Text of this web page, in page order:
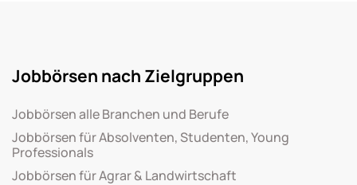
Jobbörsen nach Zielgruppen
Jobbörsen alle Branchen und Berufe
Jobbörsen für Absolventen, Studenten, Young
Professionals
Jobbörsen für Agrar & Landwirtschaft